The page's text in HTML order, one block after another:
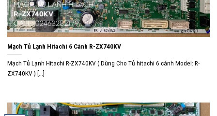
Mạch Tủ Lạnh Hitachi 6 Cánh R-ZX740KV
Mạch Tủ Lạnh Hitachi R-ZX740KV ( Dùng Cho Tủ hitachi 6 cánh Model: R-
ZX740KV ) [...]